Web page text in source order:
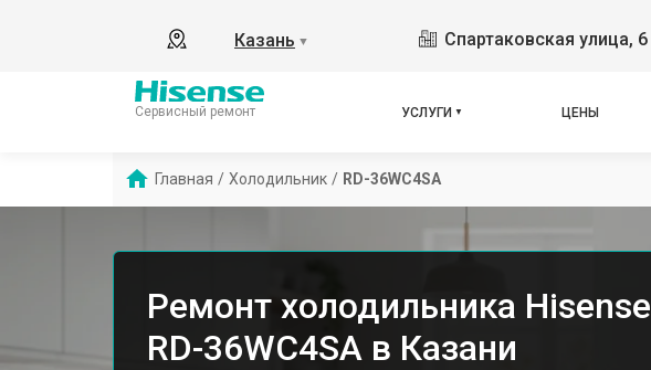
Казань ▼ Спартаковская улица, 6
Сервисный ремонт УСЛУГИ ЦЕНЫ
Главная / Холодильник / RD-36WC4SA
Ремонт холодильника Hisense
RD-36WC4SA в Казани